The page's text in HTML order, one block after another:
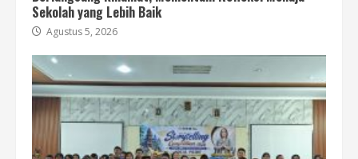
Sekolah yang Lebih Baik
Agustus 5, 2026